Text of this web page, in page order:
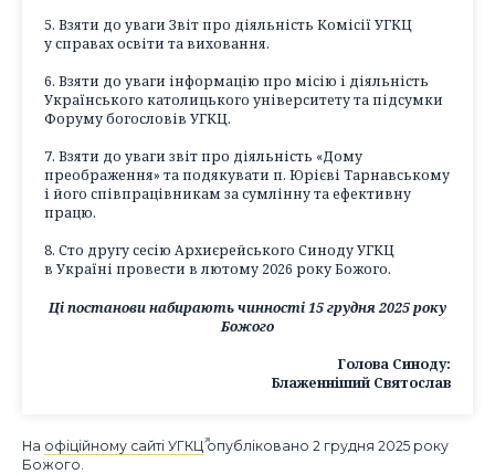
5. Взяти до уваги Звіт про діяльність Комісії УГКЦ
у справах освіти та виховання.
6. Взяти до уваги інформацію про місію і діяльність
Українського католицького університету та підсумки
Форуму богословів УГКЦ.
7. Взяти до уваги звіт про діяльність «Дому
преображення» та подякувати п. Юрієві Тарнавському
і його співпрацівникам за сумлінну та ефективну
працю.
8. Сто другу сесію Архиєрейського Синоду УГКЦ
в Україні провести в лютому 2026 року Божого.
Ці постанови набирають чинності 15 грудня 2025 року
Божого
Голова Синоду:
Блаженніший Святослав
На офіційному сайті УГКЦопубліковано 2 грудня 2025 року
Божого.